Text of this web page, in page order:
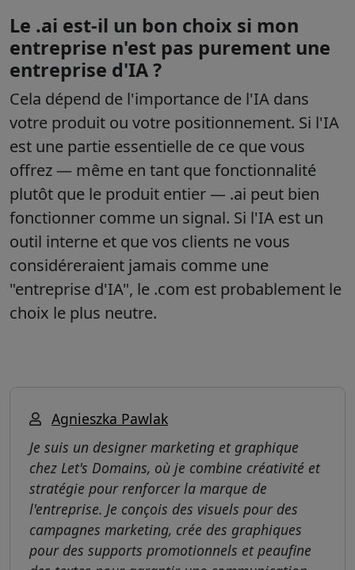
Le .ai est-il un bon choix si mon
entreprise n'est pas purement une
entreprise d'IA ?
Cela dépend de l'importance de l'IA dans
votre produit ou votre positionnement. Si l'IA
est une partie essentielle de ce que vous
offrez — même en tant que fonctionnalité
plutôt que le produit entier — .ai peut bien
fonctionner comme un signal. Si l'IA est un
outil interne et que vos clients ne vous
considéreraient jamais comme une
"entreprise d'IA", le .com est probablement le
choix le plus neutre.
Agnieszka Pawlak
Je suis un designer marketing et graphique
chez Let's Domains, où je combine créativité et
stratégie pour renforcer la marque de
l'entreprise. Je conçois des visuels pour des
campagnes marketing, crée des graphiques
pour des supports promotionnels et peaufine